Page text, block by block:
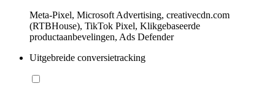
Meta-Pixel, Microsoft Advertising, creativecdn.com
(RTBHouse), TikTok Pixel, Klikgebaseerde
productaanbevelingen, Ads Defender
Uitgebreide conversietracking